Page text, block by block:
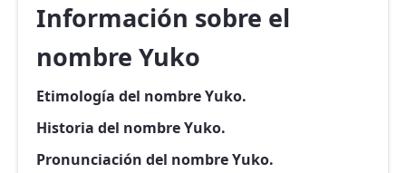
Información sobre el
nombre Yuko
Etimología del nombre Yuko.
Historia del nombre Yuko.
Pronunciación del nombre Yuko.